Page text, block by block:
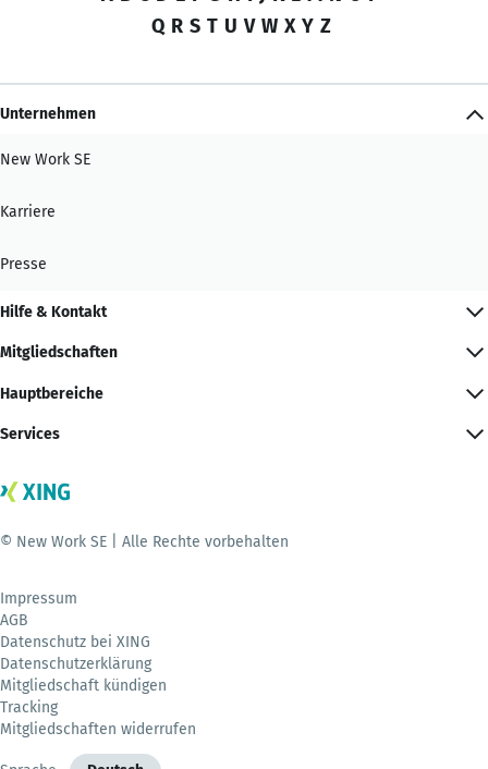
Q R S T U V W X Y Z
Unternehmen
New Work SE
Karriere
Presse
Hilfe & Kontakt
Mitgliedschaften
Hauptbereiche
Services
© New Work SE | Alle Rechte vorbehalten
Impressum
AGB
Datenschutz bei XING
Datenschutzerklärung
Mitgliedschaft kündigen
Tracking
Mitgliedschaften widerrufen